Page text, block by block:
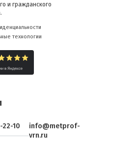
и гражданского
технологии
22-10
info@metprof-
vrn.ru